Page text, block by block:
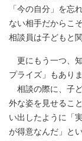
「今の自分」を忘
ない相手だからこ
相談員は子どもと
更にもう一つ、
プライズ」もありま
相談の際に、子
外な姿を見せるこ
い出したように「
が得意なんだ」と